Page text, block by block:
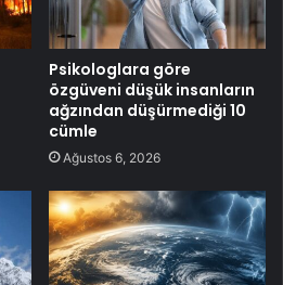
Psikologlara göre
özgüveni düşük insanların
ağzından düşürmediği 10
cümle
Ağustos 6, 2026